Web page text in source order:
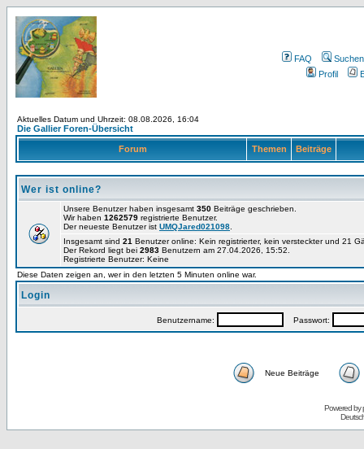
FAQ
Suchen
Profil
Aktuelles Datum und Uhrzeit: 08.08.2026, 16:04
Die Gallier Foren-Übersicht
Forum Themen Beiträge
Wer ist online?
Unsere Benutzer haben insgesamt 350 Beiträge geschrieben.
Wir haben 1262579 registrierte Benutzer.
Der neueste Benutzer ist UMQJared021098
Insgesamt sind 21 Benutzer online: Kein registrierter, kein versteckter und 21
Der Rekord liegt bei 2983 Benutzern am 27.04.2026, 15:52.
Registrierte Benutzer: Keine
Diese Daten zeigen an, wer in den letzten 5 Minuten online war.
Login
Benutzername: Passwort:
Neue Beiträge
Powered by